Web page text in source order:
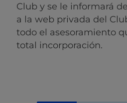
Club y se le informará
a la web privada del
todo el asesoramiento
total incorporación.